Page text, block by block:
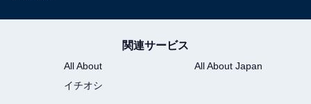
関連サービス
All About
All About Japan
イチオシ